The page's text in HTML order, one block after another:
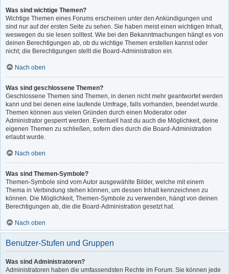
Was sind wichtige Themen?
Wichtige Themen eines Forums erscheinen unter den Ankündigungen und
sind nur auf der ersten Seite zu sehen. Sie haben meist einen wichtigen Inhalt,
weswegen du sie lesen solltest. Wie bei den Bekanntmachungen hängt es von
deinen Berechtigungen ab, ob du wichtige Themen erstellen kannst oder
nicht; die Berechtigungen stellt die Board-Administration ein.
Nach oben
Was sind geschlossene Themen?
Geschlossene Themen sind Themen, in denen nicht mehr geantwortet werden
kann und bei denen eine laufende Umfrage, falls vorhanden, beendet wurde.
Themen können aus vielen Gründen durch einen Moderator oder
Administrator gesperrt werden. Eventuell hast du auch die Möglichkeit, deine
eigenen Themen zu schließen, sofern dies durch die Board-Administration
erlaubt wurde.
Nach oben
Was sind Themen-Symbole?
Themen-Symbole sind vom Autor ausgewählte Bilder, welche mit einem
Thema in Verbindung stehen können, um dessen Inhalt kennzeichnen zu
können. Die Möglichkeit, Themen-Symbole zu verwenden, hängt von deinen
Berechtigungen ab, die die Board-Administration gesetzt hat.
Nach oben
Benutzer-Stufen und Gruppen
Was sind Administratoren?
Administratoren haben die umfassendsten Rechte im Forum. Sie können jede